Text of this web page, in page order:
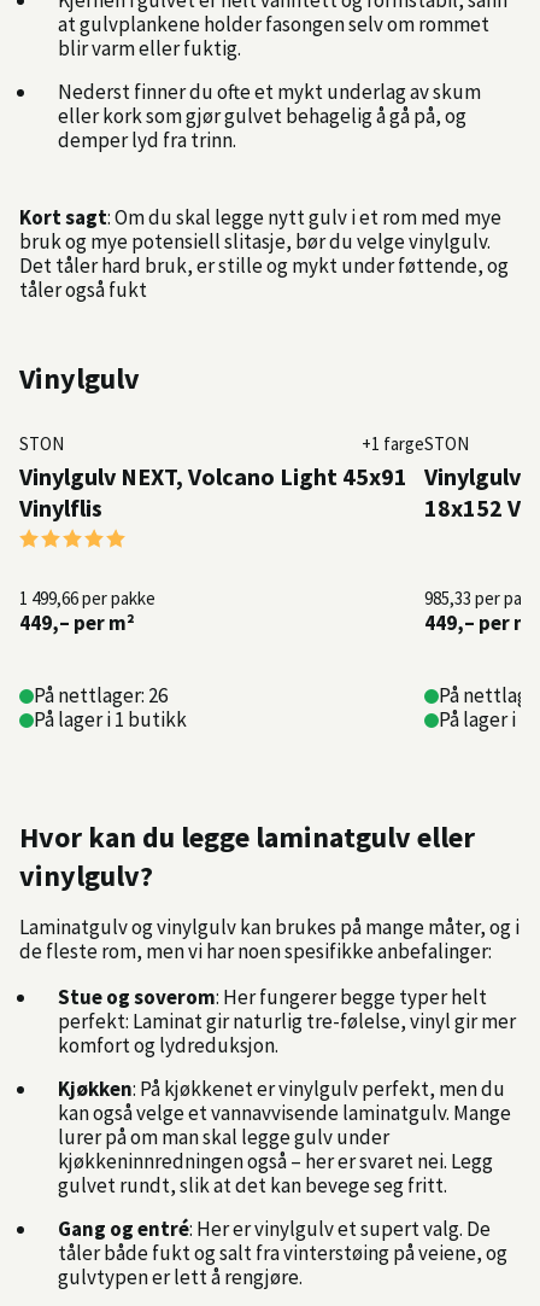
at gulvplankene holder fasongen selv om rommet
blir varm eller fuktig.
Nederst finner du ofte et mykt underlag av skum
eller kork som gjør gulvet behagelig å gå på, og
demper lyd fra trinn.
Kort sagt: Om du skal legge nytt gulv i et rom med mye
bruk og mye potensiell slitasje, bør du velge vinylgulv.
Det tåler hard bruk, er stille og mykt under føttende, og
tåler også fukt
Vinylgulv
Vinylgulv NEXT, Volcano Light 45x91
Vinylflis
Karakter:
STON +1 farge
1 499,66per pakke
449,– per m²
På nettlager: 26
På lager i 1 butikk
Vinylgulv
18x152
STON
985,33 per
449,– per m²
På
På lager i
Hvor kan du legge laminatgulv eller
vinylgulv?
Laminatgulv og vinylgulv kan brukes på mange måter, og i
de fleste rom, men vi har noen spesifikke anbefalinger:
Stue og soverom: Her fungerer begge typer helt
perfekt: Laminat gir naturlig tre-følelse, vinyl gir mer
komfort og lydreduksjon.
Kjøkken: På kjøkkenet er vinylgulv perfekt, men du
kan også velge et vannavvisende laminatgulv. Mange
lurer på om man skal legge gulv under
kjøkkeninnredningen også – her er svaret nei. Legg
gulvet rundt, slik at det kan bevege seg fritt.
Gang og entré: Her er vinylgulv et supert valg. De
tåler både fukt og salt fra vinterstøing på veiene, og
gulvtypen er lett å rengjøre.